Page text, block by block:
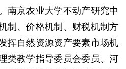
南京农业大学不动产研究中
制、价格机制、财税机制方
挥自然资源资产要素市场机
类教学指导委员会委员、河